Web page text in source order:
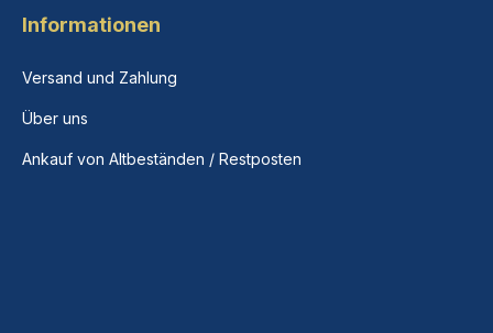
Informationen
Versand und Zahlung
Über uns
Ankauf von Altbeständen / Restposten